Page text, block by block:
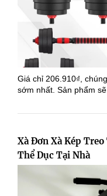
Giá chỉ 206.910₫,
sớm nhất. Sản phẩm
Xà Đơn Xà Kép
Thể Dục Tại Nhà